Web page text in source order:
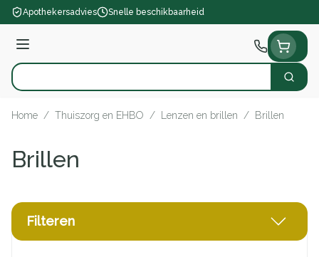
Ga naar de inhoud
Apothekersadvies Snelle beschikbaarheid
Menu
Product, merk, categorie... Zoek
Home / Thuiszorg en EHBO / Lenzen en brillen / Brillen
Brillen
Filteren